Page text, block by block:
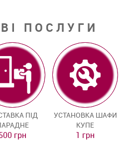
ПОСЛУГИ
ПІД
грн
УСТАНОВКА ШАФИ
КУПЕ
1 грн